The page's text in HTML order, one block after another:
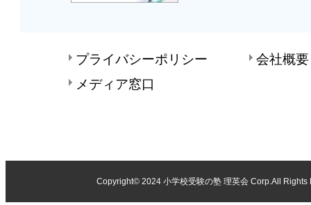
プライバシーポリシー
会社概要
メディア窓口
Copyright© 2024 小学校受験の塾 理英会Corp.All Rights